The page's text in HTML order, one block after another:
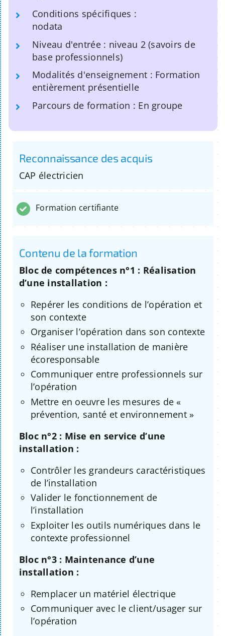
Conditions spécifiques :
nodata
Niveau d'entrée : niveau 2 (savoirs de
base professionnels)
Modalités d'enseignement : Formation
entièrement présentielle
Parcours de formation : En groupe
Reconnaissance des acquis
CAP électricien
Formation certifiante
Contenu de la formation
Bloc de compétences n°1 : Réalisation
d’une installation :
Repérer les conditions de l’opération et
son contexte
Organiser l’opération dans son contexte
Réaliser une installation de manière
écoresponsable
Communiquer entre professionnels sur
l’opération
Mettre en oeuvre les mesures de «
prévention, santé et environnement »
Bloc n°2 : Mise en service d’une
installation :
Contrôler les grandeurs caractéristiques
de l’installation
Valider le fonctionnement de
l’installation
Exploiter les outils numériques dans le
contexte professionnel
Bloc n°3 : Maintenance d’une
installation :
Remplacer un matériel électrique
Communiquer avec le client/usager sur
l’opération